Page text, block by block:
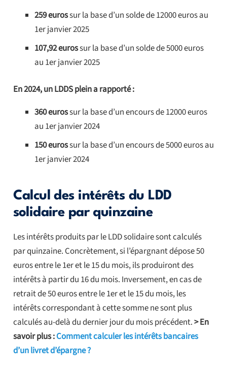
259 eurossur la base d’un solde de 12000 euros au
1er janvier 2025
107,92 eurossur la base d’un solde de 5000 euros
au 1er janvier 2025
En 2024, un LDDS plein a rapporté :
360 eurossur la base d’un encours de 12000 euros
au 1er janvier 2024
150 eurossur la base d’un encours de 5000 euros au
1er janvier 2024
Calcul des intérêts du LDD
solidaire par quinzaine
Les intérêts produits par le LDD solidaire sont calculés
par quinzaine. Concrètement, si l’épargnant dépose 50
euros entre le 1er et le 15 du mois, ils produiront des
intérêts à partir du 16 du mois. Inversement, en cas de
retrait de 50 euros entre le 1er et le 15 du mois, les
intérêts correspondant à cette somme ne sont plus
calculés au-delà du dernier jour du mois précédent.> En
savoir plus :Comment calculer les intérêts bancaires
d’un livret d’épargne ?